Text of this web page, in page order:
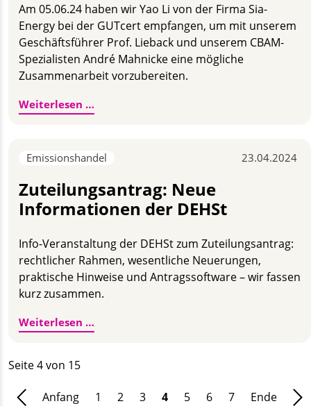
Am 05.06.24 haben wir Yao Li von der Firma Sia-
Energy bei der GUTcert empfangen, um mit unserem
Geschäftsführer Prof. Lieback und unserem CBAM-
Spezialisten André Mahnicke eine mögliche
Zusammenarbeit vorzubereiten.
Weiterlesen …
Emissionshandel 23.04.2024
Zuteilungsantrag: Neue
Informationen der DEHSt
Info-Veranstaltung der DEHSt zum Zuteilungsantrag:
rechtlicher Rahmen, wesentliche Neuerungen,
praktische Hinweise und Antragssoftware – wir fassen
kurz zusammen.
Weiterlesen …
Seite 4 von 15
Anfang 1 2 3 4 5 6 7 Ende